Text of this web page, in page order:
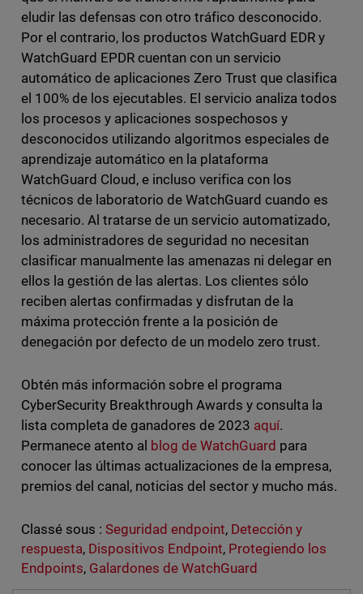
eludir las defensas con otro tráfico desconocido.
Por el contrario, los productos WatchGuard EDR y
WatchGuard EPDR cuentan con un servicio
automático de aplicaciones Zero Trust que clasifica
el 100% de los ejecutables. El servicio analiza todos
los procesos y aplicaciones sospechosos y
desconocidos utilizando algoritmos especiales de
aprendizaje automático en la plataforma
WatchGuard Cloud, e incluso verifica con los
técnicos de laboratorio de WatchGuard cuando es
necesario. Al tratarse de un servicio automatizado,
los administradores de seguridad no necesitan
clasificar manualmente las amenazas ni delegar en
ellos la gestión de las alertas. Los clientes sólo
reciben alertas confirmadas y disfrutan de la
máxima protección frente a la posición de
denegación por defecto de un modelo zero trust.
Obtén más información sobre el programa
CyberSecurity Breakthrough Awards y consulta la
lista completa de ganadores de 2023 aquí.
Permanece atento al blog de WatchGuard para
conocer las últimas actualizaciones de la empresa,
premios del canal, noticias del sector y mucho más.
Classé sous : Seguridad endpoint, Detección y
respuesta, Dispositivos Endpoint, Protegiendo los
Endpoints, Galardones de WatchGuard